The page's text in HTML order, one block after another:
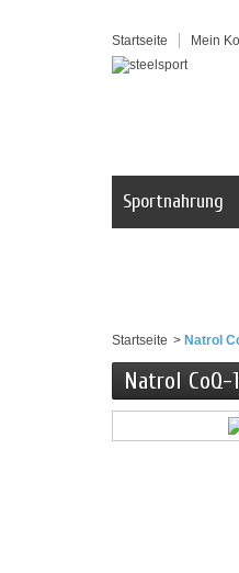
Startseite Mein
Sportnahrung
Startseite > Natrol
Natrol CoQ-